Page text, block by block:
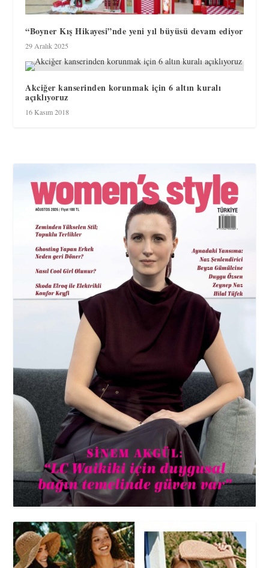
“Boyner Kış Hikayesi”nde yeni yıl büyüsü devam ediyor
29 Aralık 2025
Akciğer kanserinden korunmak için 6 altın kuralı
açıklıyoruz
16 Kasım 2018